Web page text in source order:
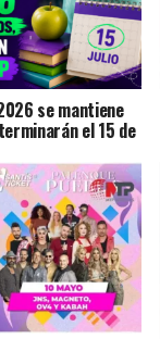
se mantiene
el 15 de